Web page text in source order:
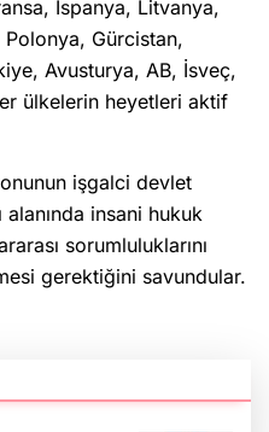
İspanya, Litvanya,
Gürcistan,
Avusturya, AB, İsveç,
ülkelerin heyetleri aktif
işgalci devlet
alanında insani hukuk
sorumluluklarını
gerektiğini savundular.